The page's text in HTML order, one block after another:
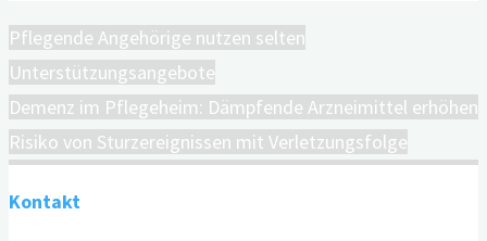
Pflegende Angehörige nutzen selten
Unterstützungsangebote
Demenz im Pflegeheim: Dämpfende Arzneimittel erhöhen
Risiko von Sturzereignissen mit Verletzungsfolge
Kontakt